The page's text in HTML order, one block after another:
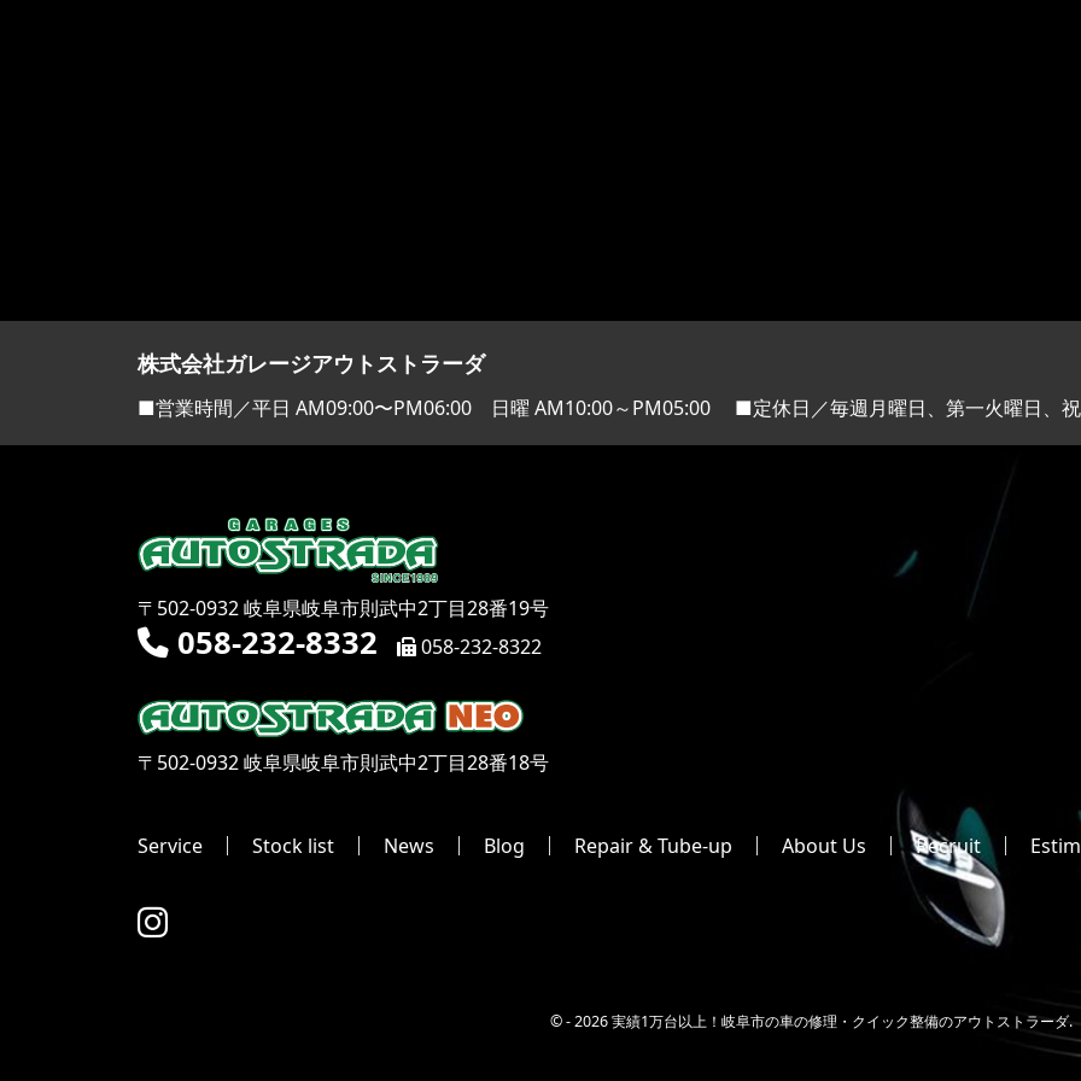
株式会社ガレージアウトストラーダ
■営業時間／平日 AM09:00〜PM06:00 日曜 AM10:00～PM05:00 ■定休日／毎週月曜日、第一火曜日、
〒502-0932 岐阜県岐阜市則武中2丁目28番19号
058-232-8332 058-232-8322
〒502-0932 岐阜県岐阜市則武中2丁目28番18号
Service Stock list News Blog Repair & Tube-up About Us Recruit
© -2026 実績1万台以上！岐阜市の車の修理・クイック整備のアウトストラーダ.